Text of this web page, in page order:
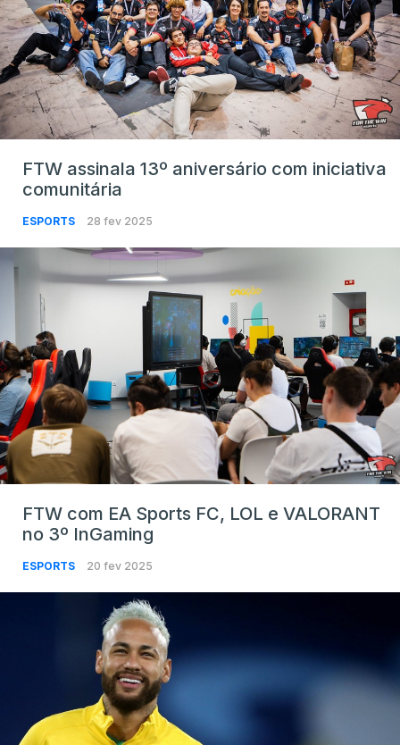
FTW assinala 13º aniversário com iniciativa
comunitária
ESPORTS 28 fev 2025
FTW com EA Sports FC, LOL e VALORANT
no 3º InGaming
ESPORTS 20 fev 2025